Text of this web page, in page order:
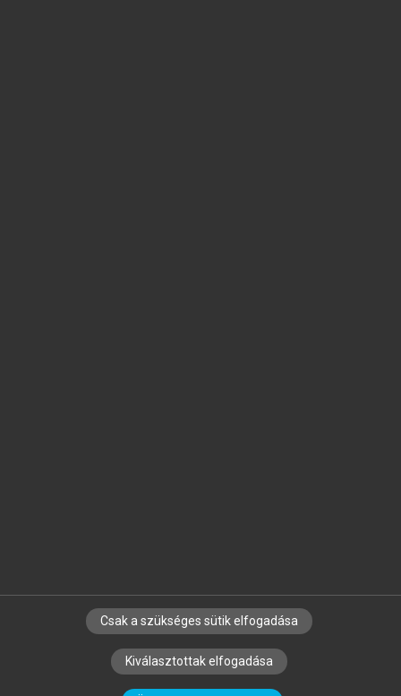
SZERZŐKNEK CÉGEKNEK KÖNYVTÁROSOKNAK
SZERKESZTÉSI ÉS LEKTORÁLÁSI ALAPELVEK
Csak a szükséges sütik elfogadása
Kiválasztottak elfogadása